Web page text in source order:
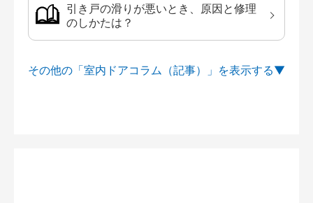
引き戸の滑りが悪いとき、原因と修理
のしかたは？
その他の「室内ドアコラム（記事）」を